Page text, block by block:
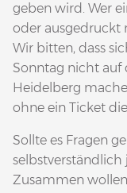
geben wird. Wer
oder ausgedruckt
Wir bitten, dass
Sonntag nicht
Heidelberg
ohne ein Ticket
Sollte es Fragen
selbstverständlich
Zusammen